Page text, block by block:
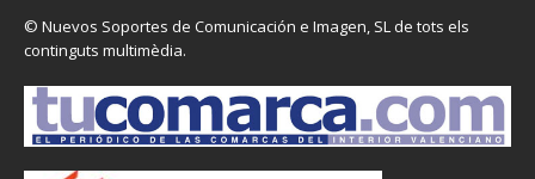
© Nuevos Soportes de Comunicación e Imagen, SL de tots els
continguts multimèdia.